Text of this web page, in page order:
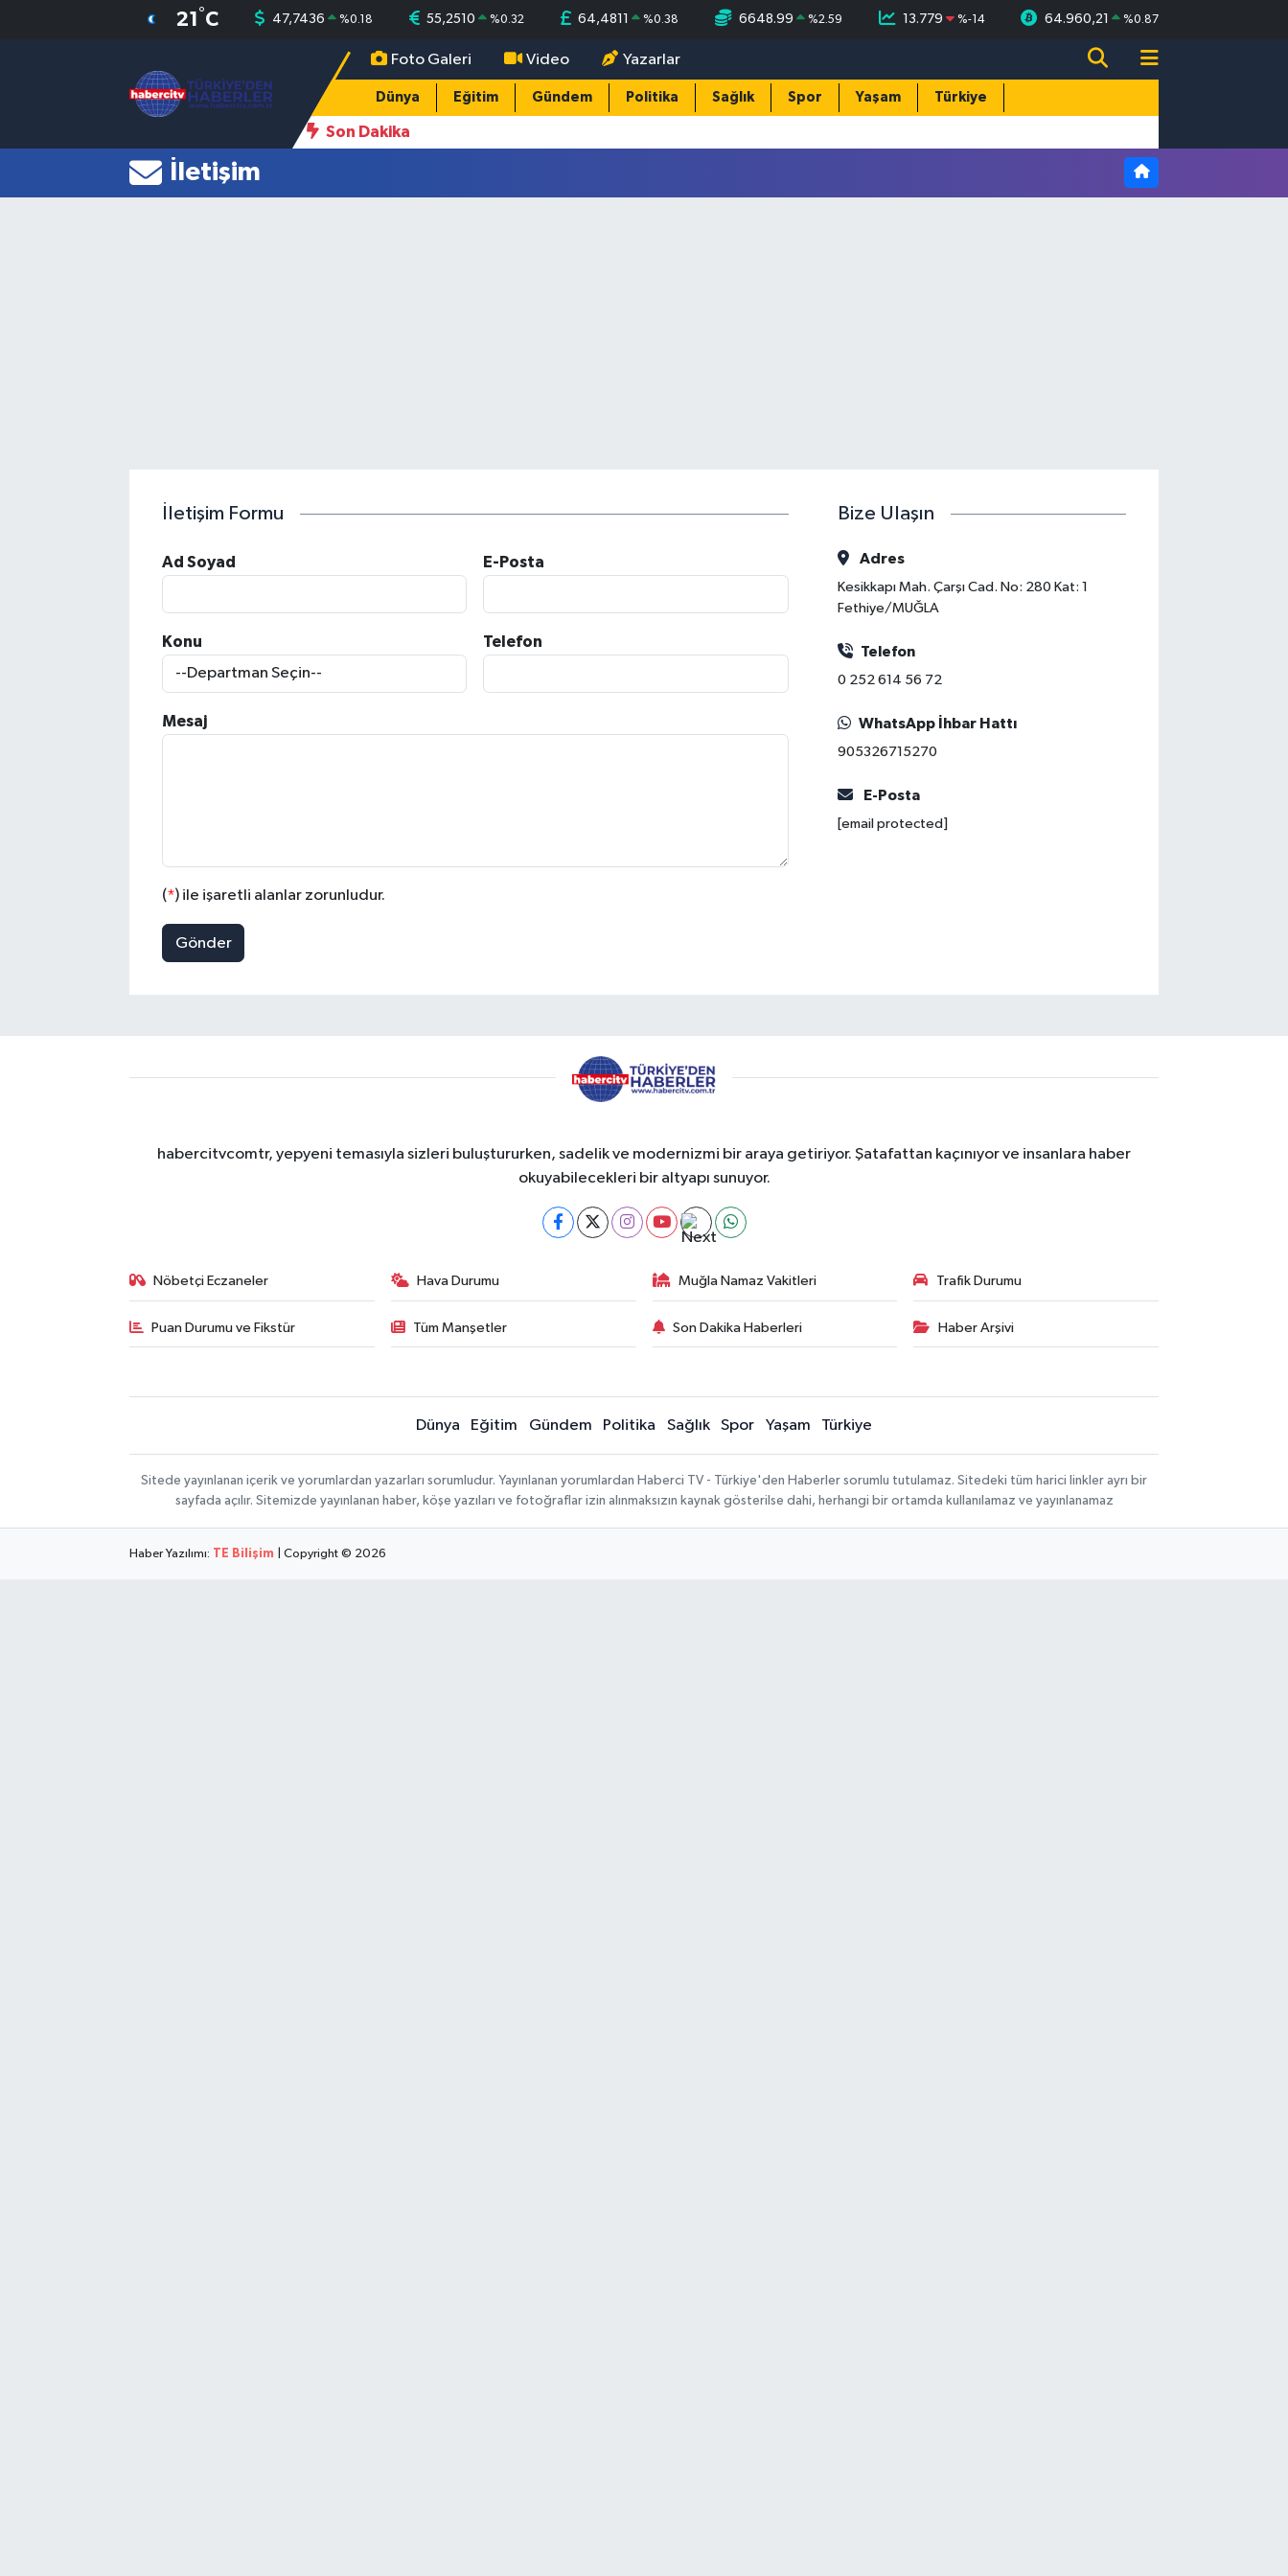
21 °C 47,7436 %0.18 55,2510 %0.32 64,4811 %0.38 6648.99 %2.59 13.779 %-14 64.960,21 %0.87
Foto Galeri Video Yazarlar
Dünya Eğitim Gündem Politika Sağlık Spor Yaşam Türkiye
Son Dakika
İletişim
İletişim Formu
Ad Soyad E-Posta
Konu Telefon
Mesaj
(*) ile işaretli alanlar zorunludur.
Gönder
Bize Ulaşın
Adres
Kesikkapı Mah. Çarşı Cad. No: 280 Kat: 1
Fethiye/MUĞLA
Telefon
0 252 614 56 72
WhatsApp İhbar Hattı
905326715270
E-Posta
[email protected]
habercitvcomtr, yepyeni temasıyla sizleri buluştururken, sadelik ve modernizmi bir araya getiriyor. Şatafattan kaçınıyor ve insanlara haber
okuyabilecekleri bir altyapı sunuyor.
Nöbetçi Eczaneler Hava Durumu Muğla Namaz Vakitleri Trafik Durumu
Puan Durumu ve Fikstür Tüm Manşetler Son Dakika Haberleri Haber Arşivi
Dünya Eğitim Gündem Politika Sağlık Spor Yaşam Türkiye
Sitede yayınlanan içerik ve yorumlardan yazarları sorumludur. Yayınlanan yorumlardan Haberci TV - Türkiye'den Haberler sorumlu tutulamaz. Sitedeki tüm harici linkler ayrı bir
sayfada açılır. Sitemizde yayınlanan haber, köşe yazıları ve fotoğraflar izin alınmaksızın kaynak gösterilse dahi, herhangi bir ortamda kullanılamaz ve yayınlanamaz
Haber Yazılımı: TE Bilişim | Copyright © 2026
Nöbetçi Eczaneler
Hava Durumu
Muğla Namaz Vakitleri